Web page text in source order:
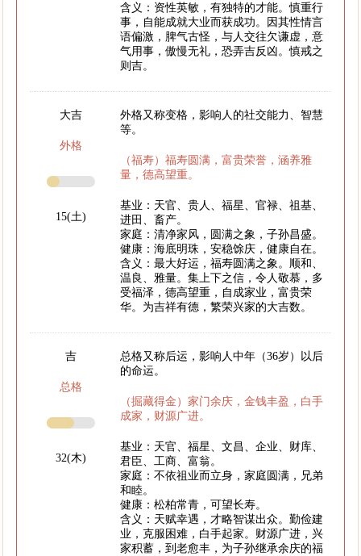
含义：资性英敏，有独特的才能。慎重行
事，自能成就大业而获成功。因其性情言
语偏激，脾气古怪，与人交往欠谦虚，意
气用事，傲慢无礼，恐弄吉反凶。慎戒之
则吉。
大吉
外格
15(土)
外格又称变格，影响人的社交能力、智慧
等。
（福寿）福寿圆满，富贵荣誉，涵养雅
量，德高望重。
基业：天官、贵人、福星、官禄、祖基、
进田、畜产。
家庭：清净家风，圆满之象，子孙昌盛。
健康：海底明珠，安稳馀庆，健康自在。
含义：最大好运，福寿圆满之象。顺和、
温良、雅量。集上下之信，令人敬慕，多
受福泽，德高望重，自成家业，富贵荣
华。为吉祥有德，繁荣兴家的大吉数。
吉
总格
32(木)
总格又称后运，影响人中年（36岁）以后
的命运。
（掘藏得金）家门余庆，金钱丰盈，白手
成家，财源广进。
基业：天官、福星、文昌、企业、财库、
君臣、工商、富翁。
家庭：不依祖业而立身，家庭圆满，兄弟
和睦。
健康：松柏常青，可望长寿。
含义：天赋幸遇，才略智谋出众。勤俭建
业，克服困难，白手起家。财源广进，兴
家积蓄，到老愈丰，为子孙继承余庆的福